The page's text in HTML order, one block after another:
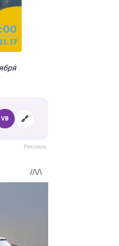
VB 🔗